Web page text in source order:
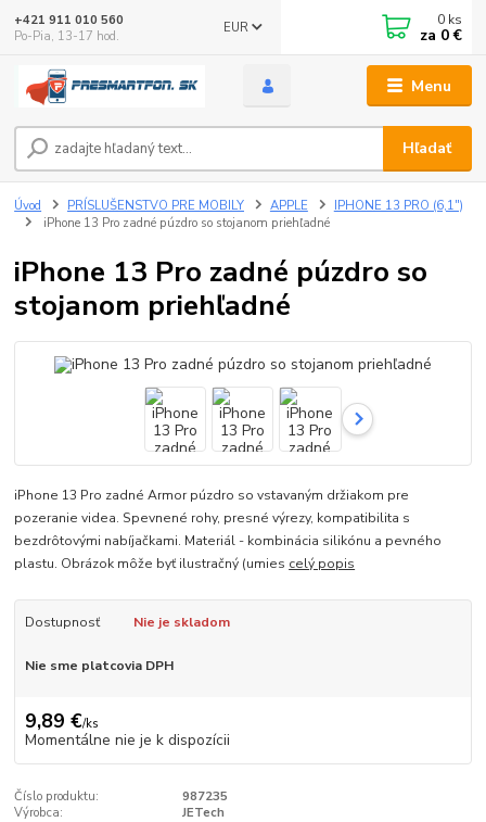
Menu
EUR
Hľadať
+421 911 010 560
Po-Pia, 13-17 hod.
0 ks
za 0 €
Úvod PRÍSLUŠENSTVO PRE MOBILY APPLE
IPHONE 13 PRO (6,1")
iPhone 13 Pro zadné púzdro so stojanom priehľadné
iPhone 13 Pro zadné púzdro so
stojanom priehľadné
iPhone 13 Pro zadné Armor púzdro so vstavaným držiakom pre
pozeranie videa. Spevnené rohy, presné výrezy, kompatibilita s
bezdrôtovými nabíjačkami. Materiál - kombinácia silikónu a pevného
plastu. Obrázok môže byť ilustračný (umies celý popis
Dostupnosť Nie je skladom
Nie sme platcovia DPH
9,89 €/ks
Momentálne nie je k dispozícii
Číslo produktu:
987235
Výrobca:
JETech